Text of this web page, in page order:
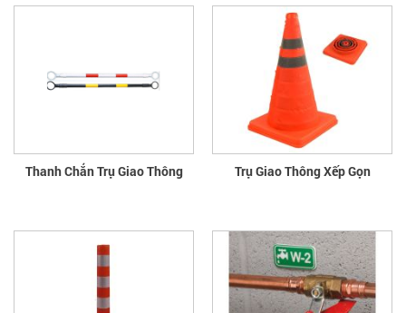
Thanh Chắn Trụ Giao Thông Trụ Giao Thông Xếp Gọn